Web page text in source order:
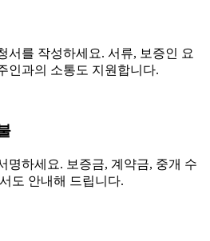
서를 작성하세요. 서류, 보증인 요
인과의 소통도 지원합니다.
명하세요. 보증금, 계약금, 중개 수
도 안내해 드립니다.